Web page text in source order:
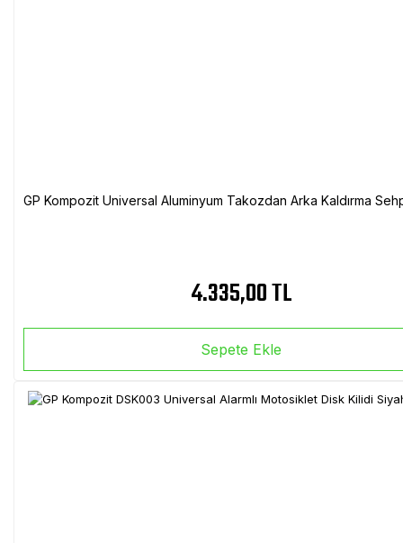
GP Kompozit Universal Aluminyum Takozdan Arka Kaldırma
4.335,00 TL
Sepete Ekle